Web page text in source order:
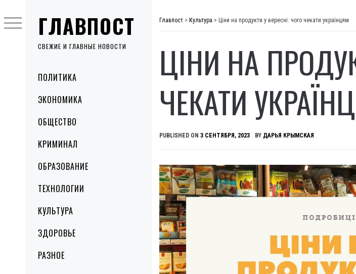
ГЛАВПОСТ
СВЕЖИЕ И ГЛАВНЫЕ НОВОСТИ
MenuПОЛИТИКА
ЭКОНОМИКА
ОБЩЕСТВО
КРИМИНАЛ
ОБРАЗОВАНИЕ
ТЕХНОЛОГИИ
КУЛЬТУРА
ЗДОРОВЬЕ
РАЗНОЕ
to
content
Главпост > Культура > Ціни на продукти у вересні: чого чекати українцям
ЦІНИ НА
ЧЕКАТИ
PUBLISHED ON 3 СЕНТЯБРЯ, 2023 BY ДАРЬЯ КРЫМСКАЯ